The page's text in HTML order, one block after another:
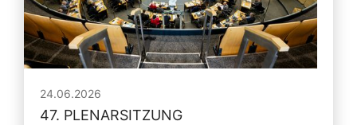
24.06.2026
47. PLENARSITZUNG